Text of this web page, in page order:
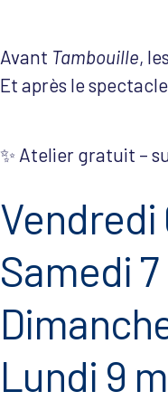
Avant Tambouille,
Et après le
✨ Atelier gratuit –
Vendredi
Samedi 7
Lundi 9